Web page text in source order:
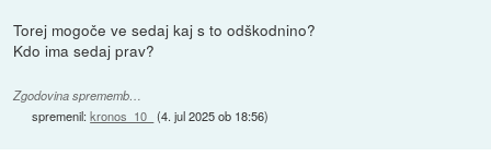
Torej mogoče ve sedaj kaj s to odškodnino?
Kdo ima sedaj prav?
Zgodovina sprememb…
spremenil:kronos_10_ (4. jul 2025 ob 18:56)